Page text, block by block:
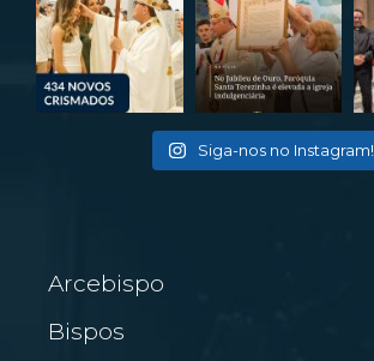
Siga-nos no Instagram!
Arcebispo
Bispos